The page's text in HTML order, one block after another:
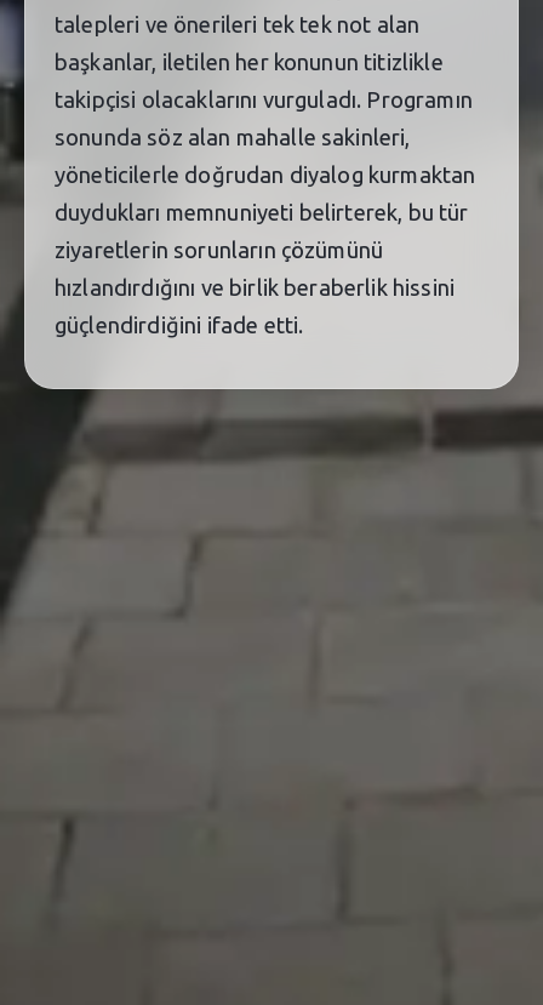
talepleri ve önerileri tek tek not alan
başkanlar, iletilen her konunun titizlikle
takipçisi olacaklarını vurguladı. Programın
sonunda söz alan mahalle sakinleri,
yöneticilerle doğrudan diyalog kurmaktan
duydukları memnuniyeti belirterek, bu tür
ziyaretlerin sorunların çözümünü
hızlandırdığını ve birlik beraberlik hissini
güçlendirdiğini ifade etti.